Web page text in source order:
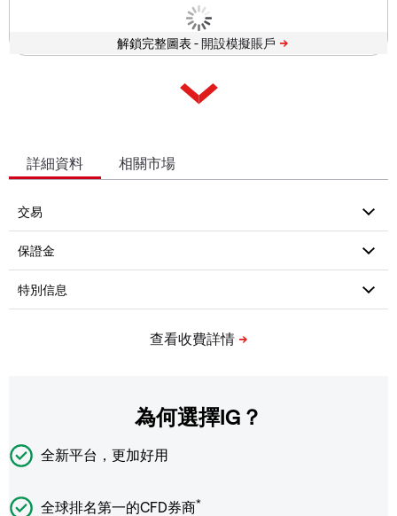
解鎖完整圖表 -
詳細資料 相關市場
為何選擇IG？
全新平台，更加好用
全球排名第一的CFD券商*